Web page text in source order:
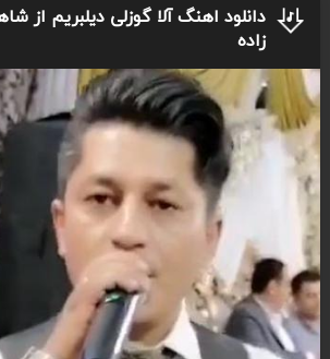
دانلود اهنگ آلا گوزلی دیلبریم از
زاده